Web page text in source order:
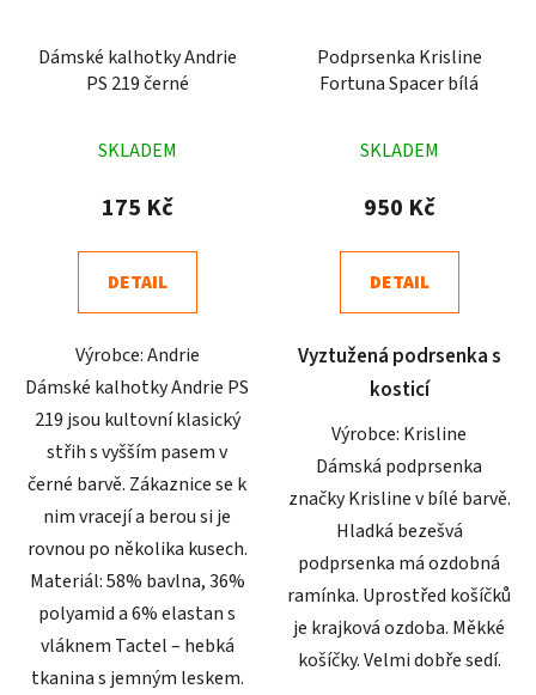
Dámské kalhotky Andrie
PS 219 černé
hodnocení
produktu
4,3
z
hvězdiček.
SKLADEM
175 Kč
DETAIL
Výrobce: Andrie
Dámské kalhotky Andrie PS
219 jsou kultovní klasický
střih s vyšším pasem v
černé barvě. Zákaznice se k
nim vracejí a berou si je
rovnou po několika kusech.
Materiál: 58% bavlna, 36%
polyamid a 6% elastan s
vláknem Tactel – hebká
tkanina s jemným leskem.
Podprsenka Krisline
Fortuna Spacer bílá
hodnocení
produktu
4,8
z
hvězdiček.
SKLADEM
950 Kč
DETAIL
Vyztužená podrsenka s
kosticí
Výrobce: Krisline
Dámská podprsenka
značky Krisline v bílé barvě.
Hladká bezešvá
podprsenka má ozdobná
ramínka. Uprostřed košíčků
je krajková ozdoba. Měkké
košíčky. Velmi dobře sedí.